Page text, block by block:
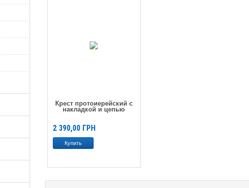
Крест протоиерейский с
накладкой и цепью
2 390,00 ГРН